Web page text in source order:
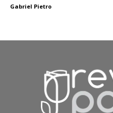
Gabriel Pietro